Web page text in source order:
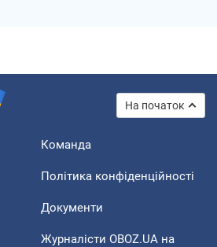
На початок
Команда
Політика конфіденційності
Документи
Журналісти OBOZ.UA на